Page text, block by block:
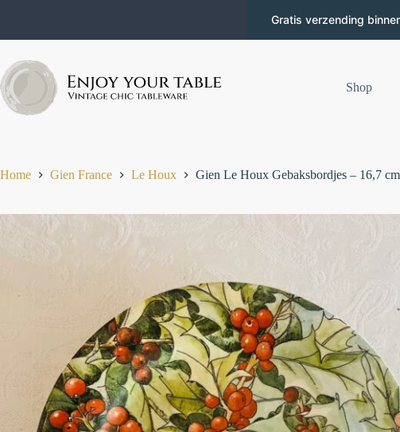
Gratis verzending
Shop
Home Gien France Le Houx Gien Le Houx Gebaksbordjes – 16,7